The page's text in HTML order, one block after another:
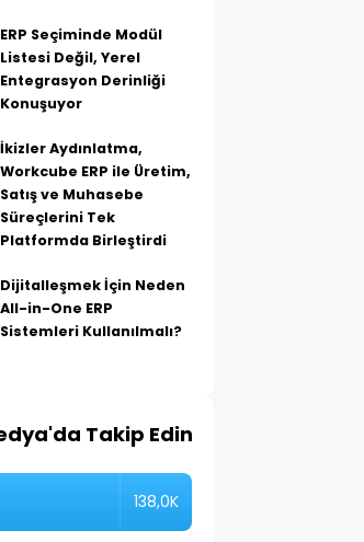
ERP Seçiminde Modül
Listesi Değil, Yerel
Entegrasyon Derinliği
Konuşuyor
İkizler Aydınlatma,
Workcube ERP ile Üretim,
Satış ve Muhasebe
Süreçlerini Tek
Platformda Birleştirdi
Dijitalleşmek İçin Neden
All-in-One ERP
Sistemleri Kullanılmalı?
Takip Edin
138,0K